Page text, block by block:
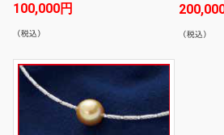
100,000円
（税込） （税込）